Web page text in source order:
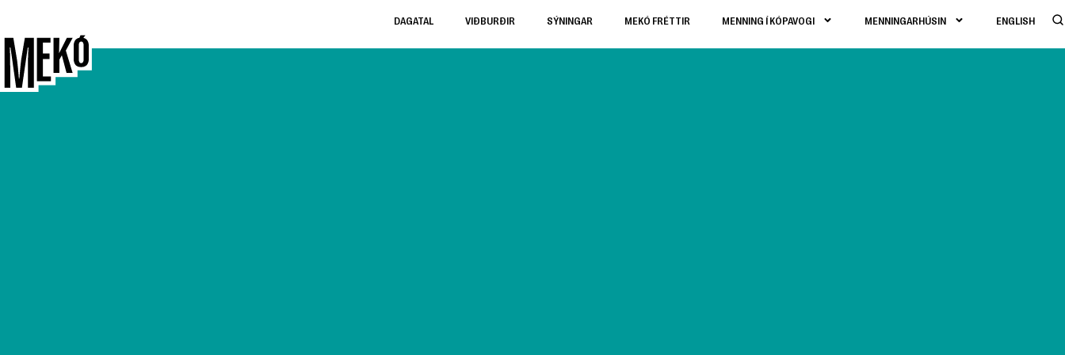
DAGATAL VIÐBURÐIR SÝNINGAR MEKÓ FRÉTTIR MENNING Í KÓPAVOGI MENNINGARHÚSIN ENGLISH